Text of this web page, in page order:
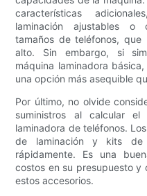
características
laminación ajustables o
tamaños de teléfonos,
alto. Sin embargo, si
máquina laminadora
una opción más asequible
Por último, no olvide
suministros al calcular
laminadora de teléfonos.
de laminación y kits de
rápidamente. Es una
costos en su presupuesto y
estos accesorios.